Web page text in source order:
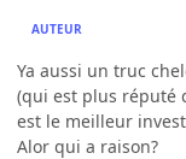
AUTEUR
Ya aussi un truc
(qui est plus réputé
est le meilleur
Alor qui a raison?